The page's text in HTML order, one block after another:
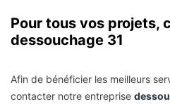
Pour tous vos projets,
dessouchage 31
Afin de bénéficier les meilleurs
contacter notre entreprise